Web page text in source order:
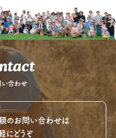
い合わせ
のお問い合わせは
にどうぞ